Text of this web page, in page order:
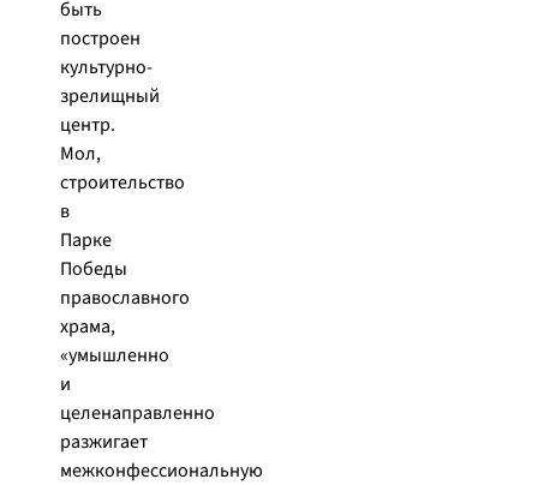
быть
построен
культурно-
зрелищный
центр.
Мол,
строительство
в
Парке
Победы
православного
храма,
«умышленно
и
целенаправленно
разжигает
межконфессиональную